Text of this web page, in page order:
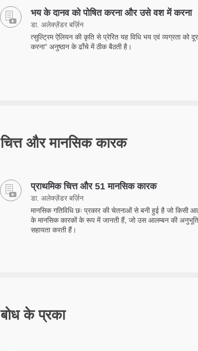
भय के दानव को पोषित करना और उसे वश में करना
डा. अलेक्ज़ेंडर बर्ज़िन
त्सुल्ट्रिम ऐलियन की कृति से प्रेरित यह विधि भय एवं व्यग्रता को
करना" अनुष्ठान के ढाँचे में ठीक बैठती है।
चित्त और मानसिक कारक
प्राथमिक चित्त और 51 मानसिक कारक
डा. अलेक्ज़ेंडर बर्ज़िन
मानसिक गतिविधि छः प्रकार की चेतनाओं से बनी हुई है जो किसी
के मानसिक कारकों के रूप में जानती हैं, जो उस आलम्बन की
सहायता करती हैं।
बोध के प्रका